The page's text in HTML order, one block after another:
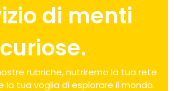
di menti
curiose.
rubriche, nutriremo la tua rete
la tua voglia di esplorare il mondo.